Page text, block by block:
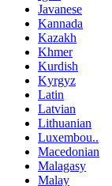
Javanese
Kannada
Kazakh
Khmer
Kurdish
Kyrgyz
Latin
Latvian
Lithuanian
Luxembou..
Macedonian
Malagasy
Malay